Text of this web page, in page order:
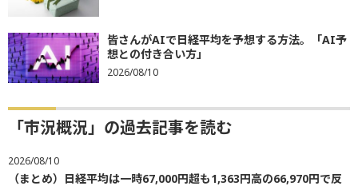
皆さんがAIで日経平均を予想する方法。「AI予
想との付き合い方」
2026/08/10
「市況概況」の過去記事を読む
2026/08/10
（まとめ）日経平均は一時67,000円超も1,363円高の66,970円で反